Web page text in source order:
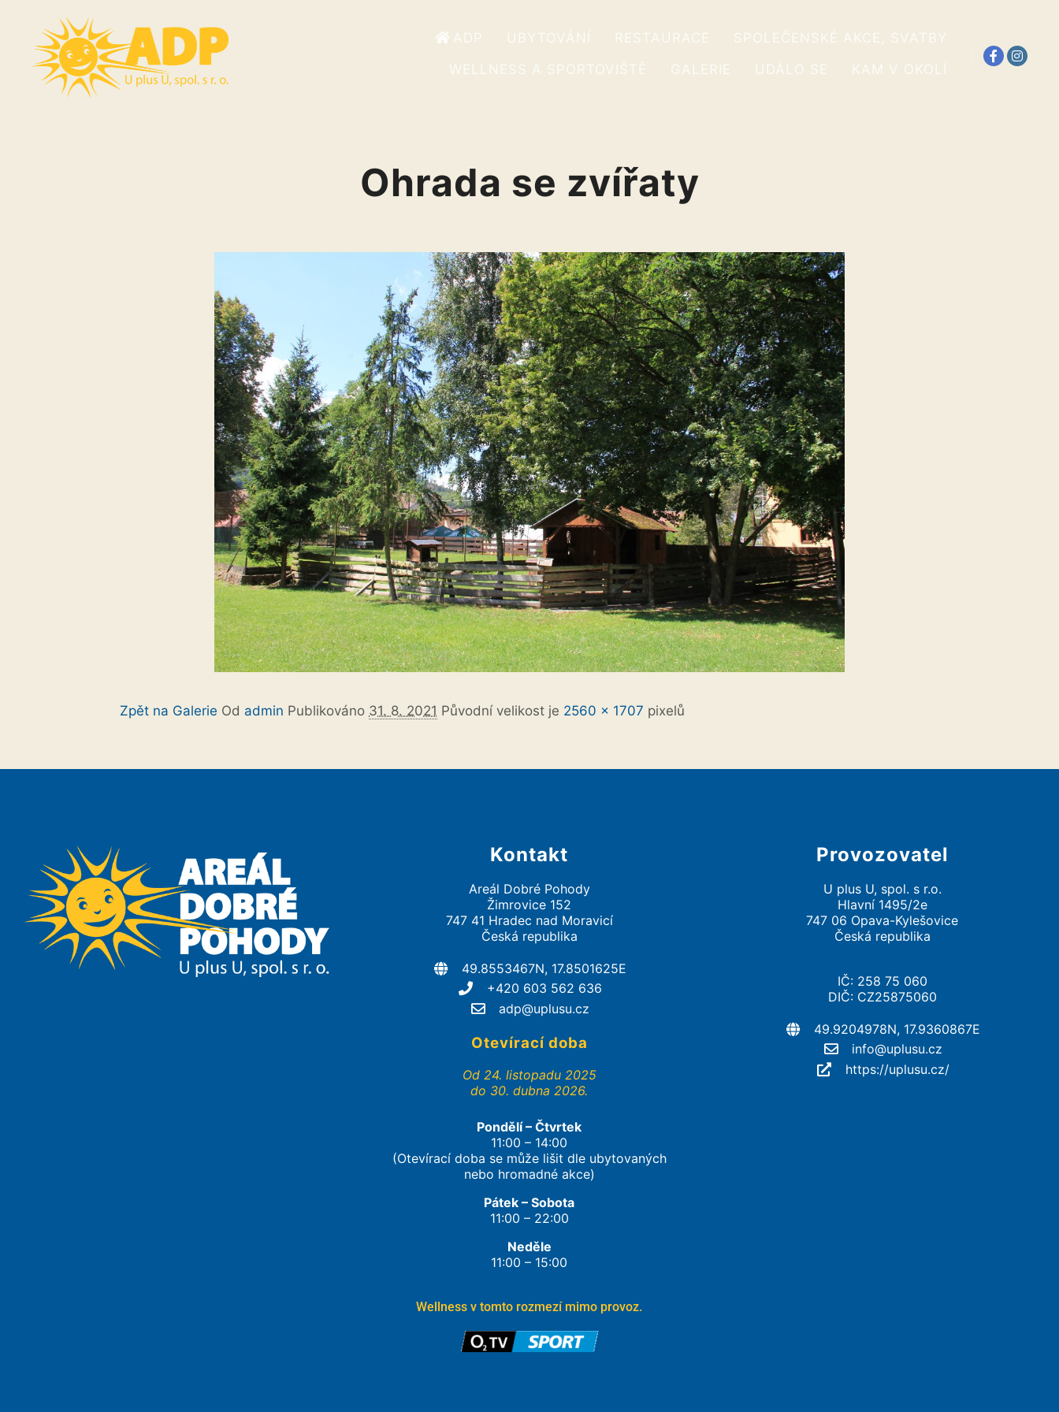
ADP UBYTOVÁNÍ RESTAURACE
SPOLEČENSKÉ AKCE, SVATBY
WELLNESS A SPORTOVIŠTĚ
GALERIE UDÁLO SE KAM V OKOLÍ
Ohrada se zvířaty
Zpět na Galerie Od admin Publikováno 31. 8. 2021 Původní velikost je 2560 × 1707 pixelů
Kontakt
Areál Dobré Pohody
Žimrovice 152
747 41 Hradec nad Moravicí
Česká republika
49.8553467N, 17.8501625E
+420 603 562 636
adp@uplusu.cz
Otevírací doba
Od 24. listopadu 2025
do 30. dubna 2026.
Pondělí – Čtvrtek
11:00 – 14:00
(Otevírací doba se může lišit dle ubytovaných
nebo hromadné akce)
Pátek – Sobota
11:00 – 22:00
Neděle
11:00 – 15:00
Wellness v tomto rozmezí mimo provoz.
Provozovatel
U plus U, spol. s r.o.
Hlavní 1495/2e
747 06 Opava-Kylešovice
Česká republika
IČ: 258 75 060
DIČ: CZ25875060
49.9204978N, 17.9360867E
info@uplusu.cz
https://uplusu.cz/